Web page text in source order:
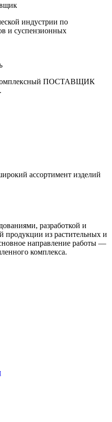
индустрии по
и суспензионных
ПОСТАВЩИК
ассортимент изделий
разработкой и
продукции из растительных и
направление работы —
комплекса.